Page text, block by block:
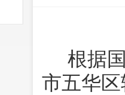
根据
市五华